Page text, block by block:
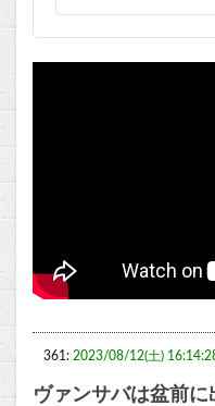
361: 2023/08/12(土)
ヴァンサバは盆前